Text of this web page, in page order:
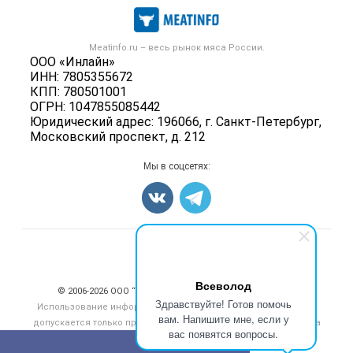
Всеволод
Здравствуйте! Готов помочь
вам. Напишите мне, если у
вас появятся вопросы.
Meatinfo.ru – весь рынок мяса России.
ООО «Инлайн»
ИНН: 7805355672
КПП: 780501001
ОГРН: 1047855085442
Юридический адрес: 196066, г. Санкт-Петербург,
Московский проспект, д. 212
Публичная оферта
Контактная информация
Политика обработки персональных данных
Новости рынка
Мониторинг
Вакансии
Мясо, мясопродукты
Скот в живом весе
Колбасы, сосиски, деликатесы
Мясные полуфабрикаты
Мясные снеки
Яйца
Карта объявлений
Мы в соцсетях:
© 2006‑2026 ООО “Инлайн”. 12+ Все права защищены.
Использование информации, размещенной на данном сайте,
допускается только при размещении активной гиперссылки на
meatinfo.ru